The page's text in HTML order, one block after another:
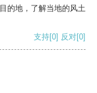
的地，了解当地的风土
支持[0] 反对[0]